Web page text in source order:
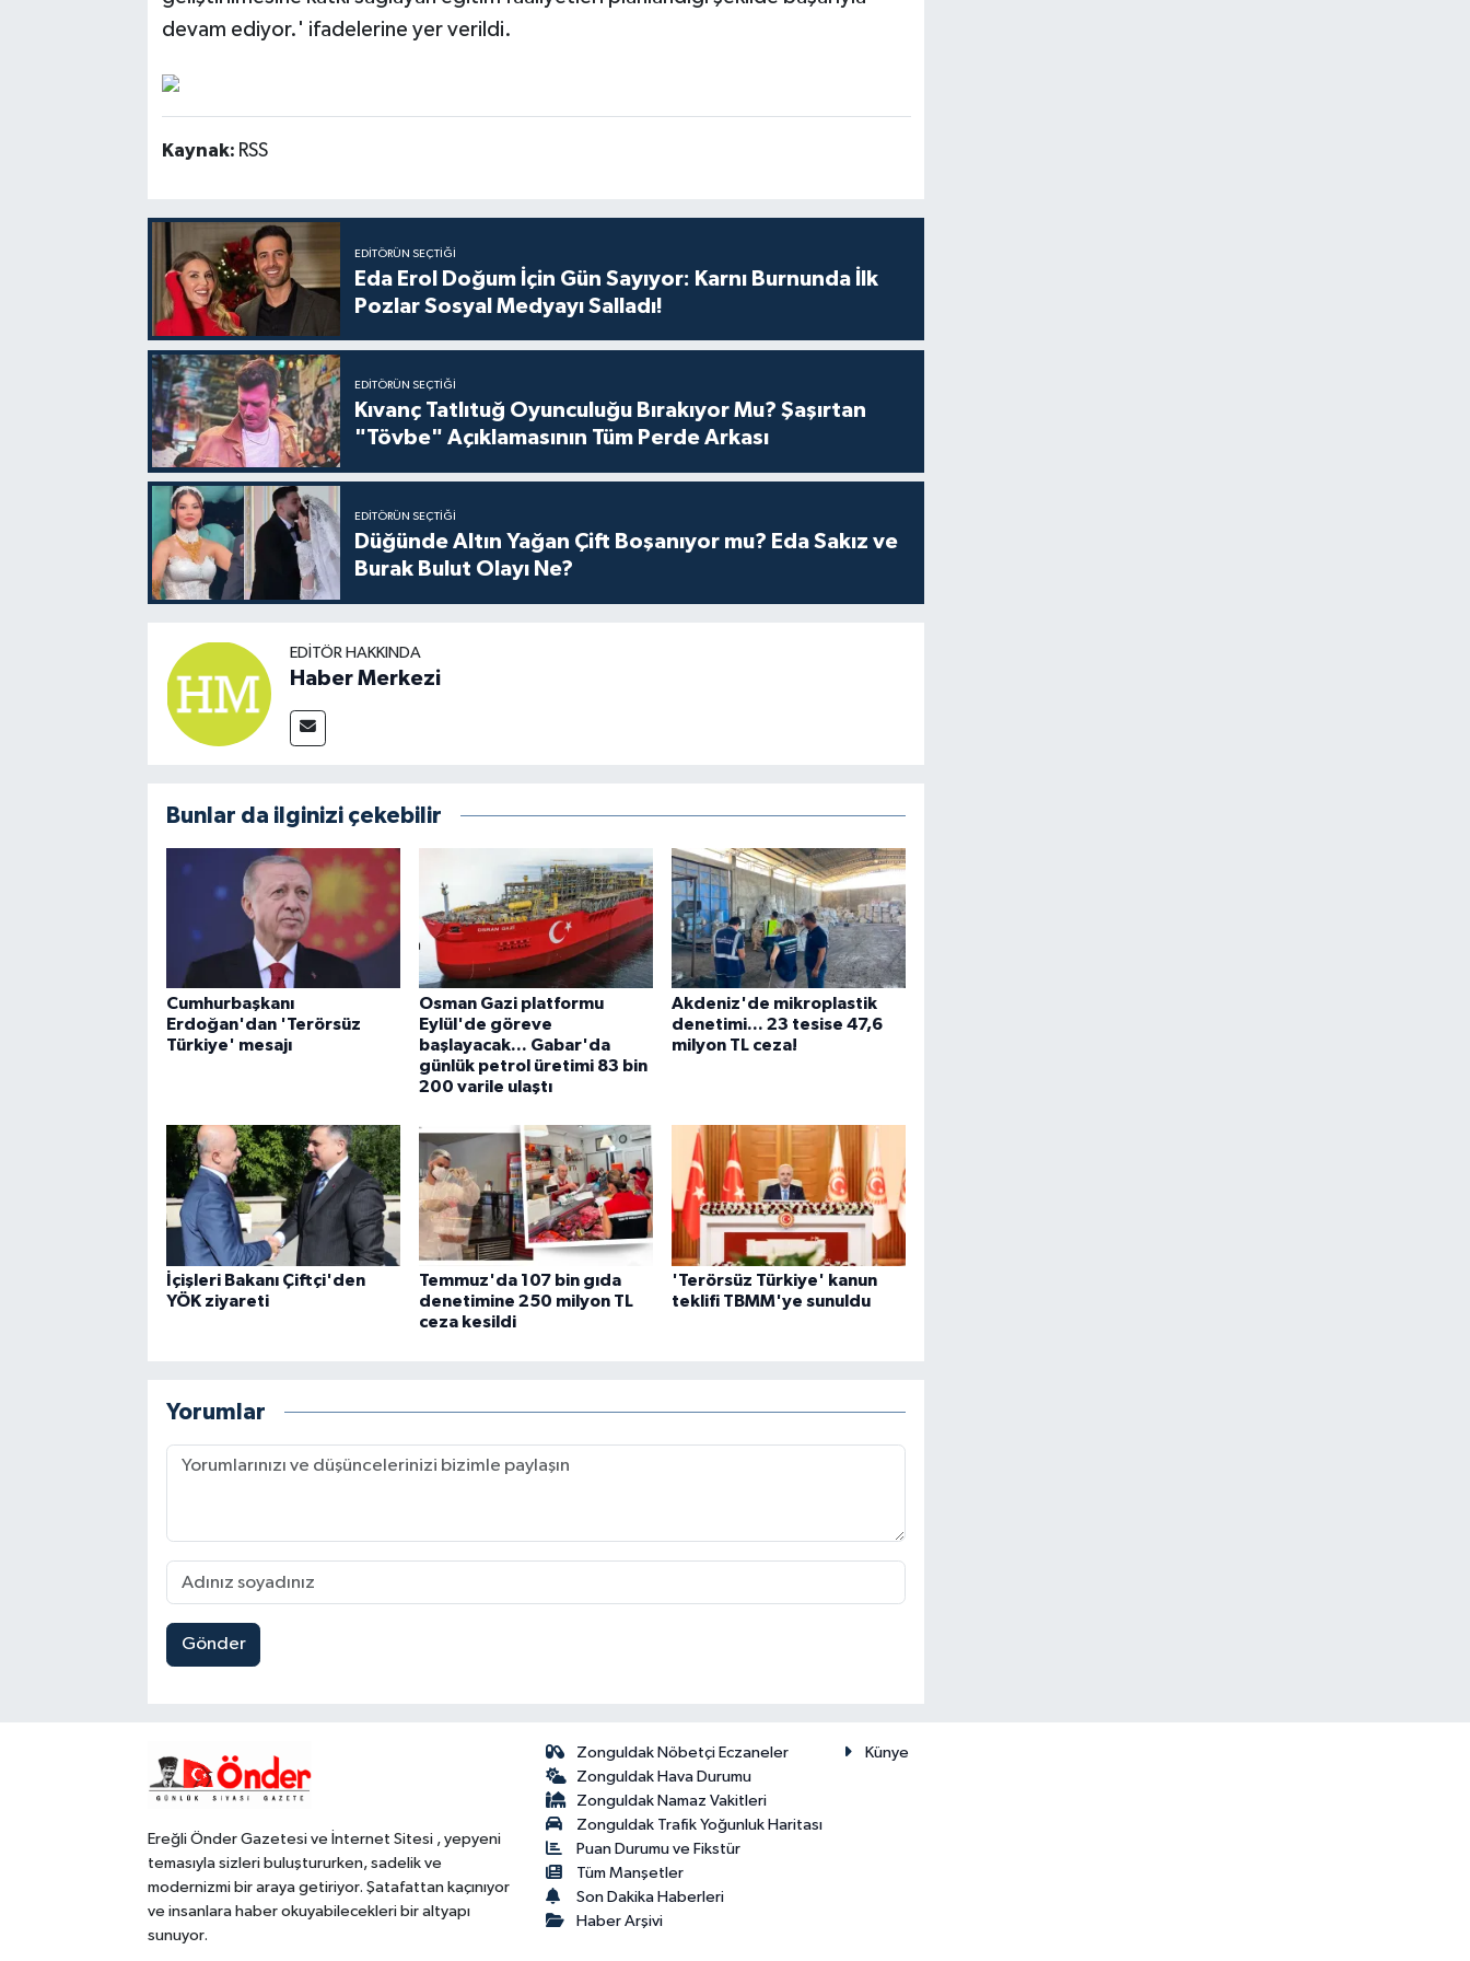
devam ediyor.' ifadelerine yer verildi.
Kaynak: RSS
EDITÖRÜN SEÇTIĞI
Eda Erol Doğum İçin Gün Sayıyor: Karnı Burnunda İlk
Pozlar Sosyal Medyayı Salladı!
EDITÖRÜN SEÇTIĞI
Kıvanç Tatlıtuğ Oyunculuğu Bırakıyor Mu? Şaşırtan
"Tövbe" Açıklamasının Tüm Perde Arkası
EDITÖRÜN SEÇTIĞI
Düğünde Altın Yağan Çift Boşanıyor mu? Eda Sakız ve
Burak Bulut Olayı Ne?
EDITÖR HAKKINDA
Haber Merkezi
Bunlar da ilginizi çekebilir
Cumhurbaşkanı
Erdoğan'dan 'Terörsüz
Türkiye' mesajı
Osman Gazi platformu
Eylül'de göreve
başlayacak... Gabar'da
günlük petrol üretimi 83 bin
200 varile ulaştı
Akdeniz'de mikroplastik
denetimi... 23 tesise 47,6
milyon TL ceza!
İçişleri Bakanı Çiftçi'den
YÖK ziyareti
Temmuz'da 107 bin gıda
denetimine 250 milyon TL
ceza kesildi
'Terörsüz Türkiye' kanun
teklifi TBMM'ye sunuldu
Yorumlar
Gönder
Ereğli Önder Gazetesi ve İnternet Sitesi , yepyeni
temasıyla sizleri buluştururken, sadelik ve
modernizmi bir araya getiriyor. Şatafattan kaçınıyor
ve insanlara haber okuyabilecekleri bir altyapı
sunuyor.
Zonguldak Nöbetçi Eczaneler
Zonguldak Hava Durumu
Zonguldak Namaz Vakitleri
Zonguldak Trafik Yoğunluk Haritası
Puan Durumu ve Fikstür
Tüm Manşetler
Son Dakika Haberleri
Haber Arşivi
Künye